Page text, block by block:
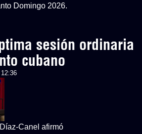
Domingo 2026.
sesión ordinaria
cubano
Canel afirmó